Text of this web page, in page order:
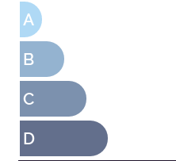
A
B
C
D